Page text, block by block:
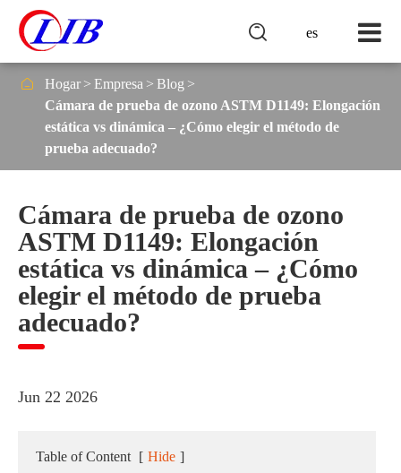
es

 Hogar Empresa
Blog
Cámara de prueba de ozono ASTM D1149: Elongación
estática vs dinámica – ¿Cómo elegir el método de
prueba adecuado?
Cámara de prueba de ozono
ASTM D1149: Elongación
estática vs dinámica – ¿Cómo
elegir el método de prueba
adecuado?
Jun 22 2026
Table of Content [ Hide ]